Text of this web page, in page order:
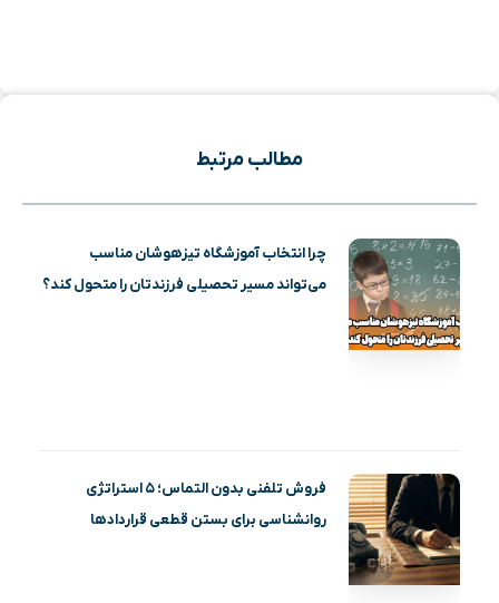
مطالب مرتبط
چرا انتخاب آموزشگاه تیزهوشان مناسب
می‌تواند مسیر تحصیلی فرزندتان را متحول کند؟
فروش تلفنی بدون التماس؛ ۵ استراتژی
روانشناسی برای بستن قطعی قراردادها